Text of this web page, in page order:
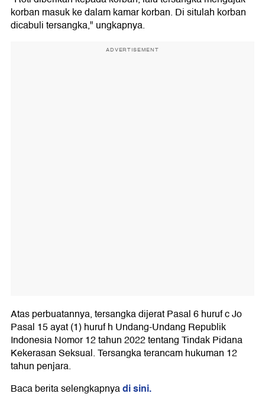
korban masuk ke dalam kamar korban. Di situlah korban
dicabuli tersangka," ungkapnya.
ADVERTISEMENT
Atas perbuatannya, tersangka dijerat Pasal 6 huruf c Jo
Pasal 15 ayat (1) huruf h Undang-Undang Republik
Indonesia Nomor 12 tahun 2022 tentang Tindak Pidana
Kekerasan Seksual. Tersangka terancam hukuman 12
tahun penjara.
Baca berita selengkapnyadi sini.